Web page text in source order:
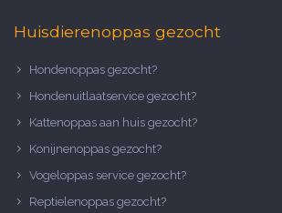
Huisdierenoppas gezocht
Hondenoppas gezocht?
Hondenuitlaatservice gezocht?
Kattenoppas aan huis gezocht?
Konijnenoppas gezocht?
Vogeloppas service gezocht?
Reptielenoppas gezocht?